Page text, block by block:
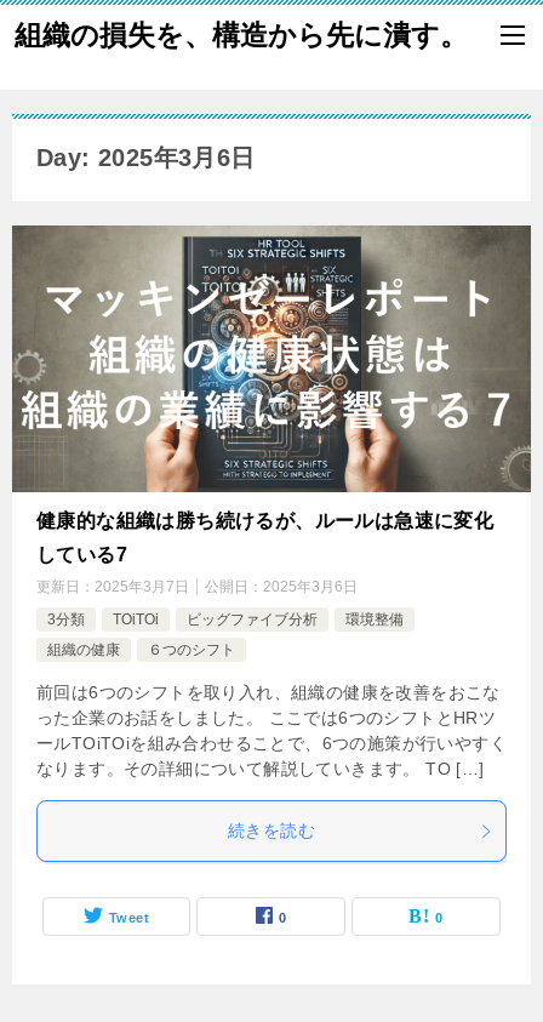
組織の損失を、構造から先に潰す。
Day: 2025年3月6日
健康的な組織は勝ち続けるが、ルールは急速に変化
している7
更新日： 2025年3月7日 公開日： 2025年3月6日
3分類
TOiTOi ビッグファイブ分析
環境整備
組織の健康
６つのシフト
前回は6つのシフトを取り入れ、組織の健康を改善をおこな
った企業のお話をしました。 ここでは6つのシフトとHRツ
ールTOiTOiを組み合わせることで、6つの施策が行いやすく
なります。その詳細について解説していきます。 TO […]
続きを読む
Tweet 0 0